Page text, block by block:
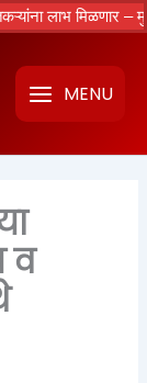
लाभ मिळणार –
MENU
व